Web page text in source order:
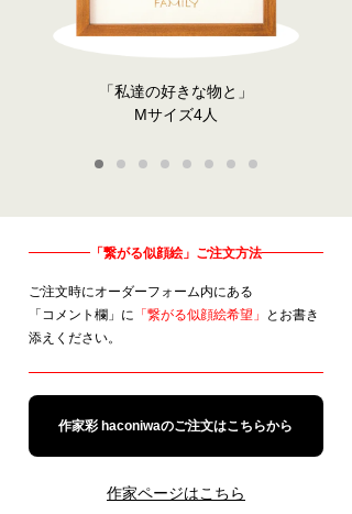
「私達の好きな物と」
Mサイズ4人
「繋がる似顔絵」ご注文方法
ご注文時にオーダーフォーム内にある
「コメント欄」に 「繋がる似顔絵希望」
とお書き
添えください。
作家彩 haconiwaのご注文はこちらから
作家ページはこちら